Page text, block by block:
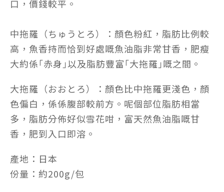
口，價錢較平。
中拖羅（ちゅうとろ）：顏色粉紅，脂肪比例較
高，魚香持而恰到好處嘅魚油脂非常甘香，肥瘦
大約係｢赤身｣以及脂肪豐富｢大拖羅｣嘅之間。
大拖羅（おおとろ）：顏色比中拖羅更淺色，顏
色偏白，係係腹部較前方。呢個部位脂肪相當
多，脂肪分佈好似雪花咁，富天然魚油脂嘅甘
香，肥到入口即溶。
產地：日本
份量：約200g/包